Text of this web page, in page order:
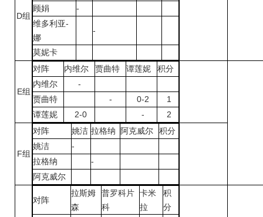
D组
顾娟
-
维多利亚-
娜
-
莫妮卡
E组
对阵 内维尔 贾曲特 谭莲妮
积分
内维尔
-
贾曲特
- 0-2
1
谭莲妮
2-0 - 2
F组
对阵 姚洁 拉格纳 阿克威尔
积分
姚洁
-
拉格纳
-
阿克威尔
对阵
拉斯姆
森
普罗科片
科
卡米
拉
积
分